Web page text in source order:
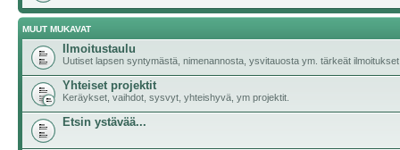
MUUT MUKAVAT
Ilmoitustaulu
Uutiset lapsen syntymästä, nimenannosta, ysvitauosta ym. tärkeät ilmoitukset
Yhteiset projektit
Keräykset, vaihdot, sysvyt, yhteishyvä, ym projektit.
Etsin ystävää...